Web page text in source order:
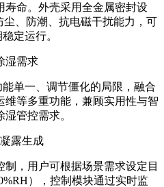
寿命。外壳采用全金属密封设
、防潮、抗电磁干扰能力，可
定运行。
湿需求
单一、调节僵化的局限，融合
维等多重功能，兼顾实用性与智
管控需求。
露生成
，用户可根据场景需求设定目
），控制模块通过实时监